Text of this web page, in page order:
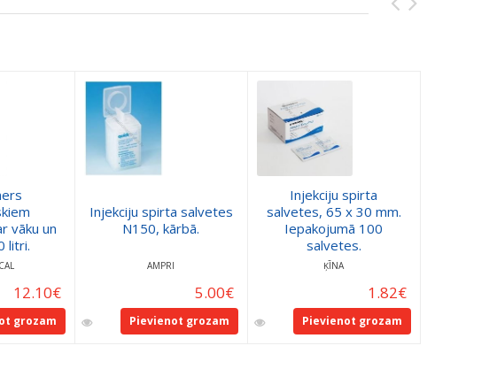
vāku un
litri.
12.10€
grozam
Injekciju spirta salvetes
N150, kārbā.
AMPRI
5.00€
Pievienot grozam
Injekciju spirta
salvetes, 65 x 30 mm.
Iepakojumā 100
salvetes.
ĶĪNA
1.82€
Pievienot grozam